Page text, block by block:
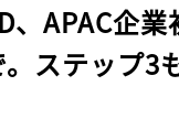
、APAC企
ステップ3